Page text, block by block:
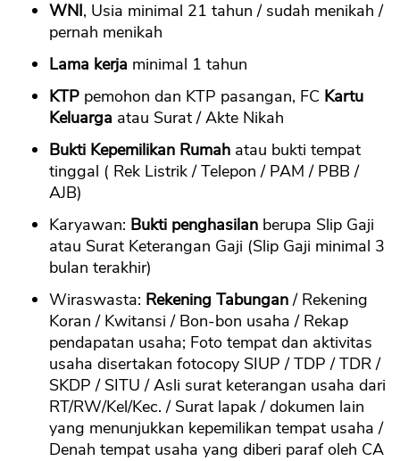
WNI, Usia minimal 21 tahun / sudah menikah /
pernah menikah
Lama kerja minimal 1 tahun
KTP pemohon dan KTP pasangan, FC Kartu
Keluarga atau Surat / Akte Nikah
Bukti Kepemilikan Rumah atau bukti tempat
tinggal ( Rek Listrik / Telepon / PAM / PBB /
AJB)
Karyawan: Bukti penghasilan berupa Slip Gaji
atau Surat Keterangan Gaji (Slip Gaji minimal 3
bulan terakhir)
Wiraswasta: Rekening Tabungan/ Rekening
Koran / Kwitansi / Bon-bon usaha / Rekap
pendapatan usaha; Foto tempat dan aktivitas
usaha disertakan fotocopy SIUP / TDP / TDR /
SKDP / SITU / Asli surat keterangan usaha dari
RT/RW/Kel/Kec. / Surat lapak / dokumen lain
yang menunjukkan kepemilikan tempat usaha /
Denah tempat usaha yang diberi paraf oleh CA